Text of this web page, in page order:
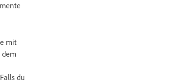
mit
dem
du